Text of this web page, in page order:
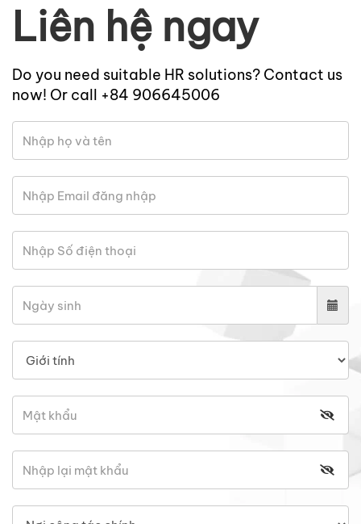
Liên hệ ngay
Do you need suitable HR solutions? Contact us
now! Or call +84 906645006